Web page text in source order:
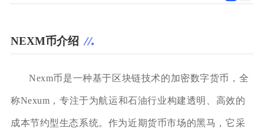
NEXM币介绍
Nexm币是一种基于区块链技术的加密数字货币，全
称Nexum，专注于为航运和石油行业构建透明、高效的
成本节约型生态系统。作为近期货币市场的黑马，它采